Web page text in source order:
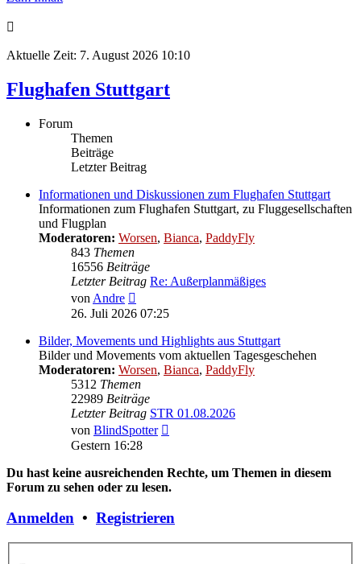
Aktuelle Zeit: 7. August 2026 10:10
Flughafen Stuttgart
Forum
Themen
Beiträge
Letzter Beitrag
Informationen und Diskussionen zum Flughafen Stuttgart
Informationen zum Flughafen Stuttgart, zu Fluggesellschaften
und Flugplan
Moderatoren: Worsen, Bianca, PaddyFly
843 Themen
16556 Beiträge
Letzter Beitrag Re: Außerplanmäßiges
von Andre
Beitrag
26. Juli 2026 07:25
Bilder, Movements und Highlights aus Stuttgart
Bilder und Movements vom aktuellen Tagesgeschehen
Moderatoren: Worsen, Bianca, PaddyFly
5312 Themen
22989 Beiträge
Letzter Beitrag STR 01.08.2026
von BlindSpotter
Gestern 16:28
Du hast keine ausreichenden Rechte, um Themen in diesem
Forum zu sehen oder zu lesen.
Anmelden • Registrieren